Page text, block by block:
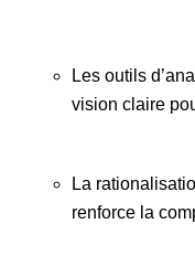
Les outils
vision claire
La
renforce la